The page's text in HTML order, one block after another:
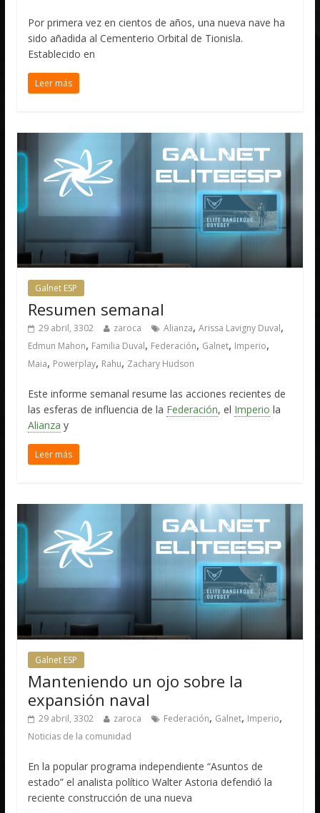
Por primera vez en cientos de años, una nueva nave ha
sido añadida al Cementerio Orbital de Tionisla.
Establecido en
Leer más
Galnet ESP
Resumen semanal
29 abril, 3302 zaroca Alianza,Arissa Lavigny Duval,
Edmun Mahon, Familia Duval, Federación, Galnet, Imperio,
Maia, Powerplay, Rahu, Zachary Hudson
Este informe semanal resume las acciones recientes de
las esferas de influencia de la Federación, el Imperio la
Alianza y
Leer más
Galnet ESP
Manteniendo un ojo sobre la
expansión naval
29 abril, 3302 zaroca Federación, Galnet, Imperio,
Noticias de la comunidad
En la popular programa independiente “Asuntos de
estado” el analista político Walter Astoria defendió la
reciente construcción de una nueva